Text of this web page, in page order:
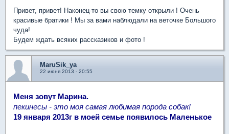
Привет, привет! Наконец-то вы свою темку открыли ! Очень
красивые братики ! Мы за вами наблюдали на веточке Большого
чуда!
Будем ждать всяких рассказиков и фото !
MaruSik_ya
22 июня 2013 - 20:55
Меня зовут Марина.
пекинесы - это моя самая любимая порода собак!
19 января 2013г в моей семье появилось Маленькое